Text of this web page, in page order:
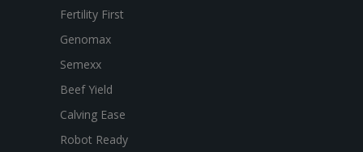
Fertility First
Genomax
Semexx
Beef Yield
Calving Ease
Robot Ready